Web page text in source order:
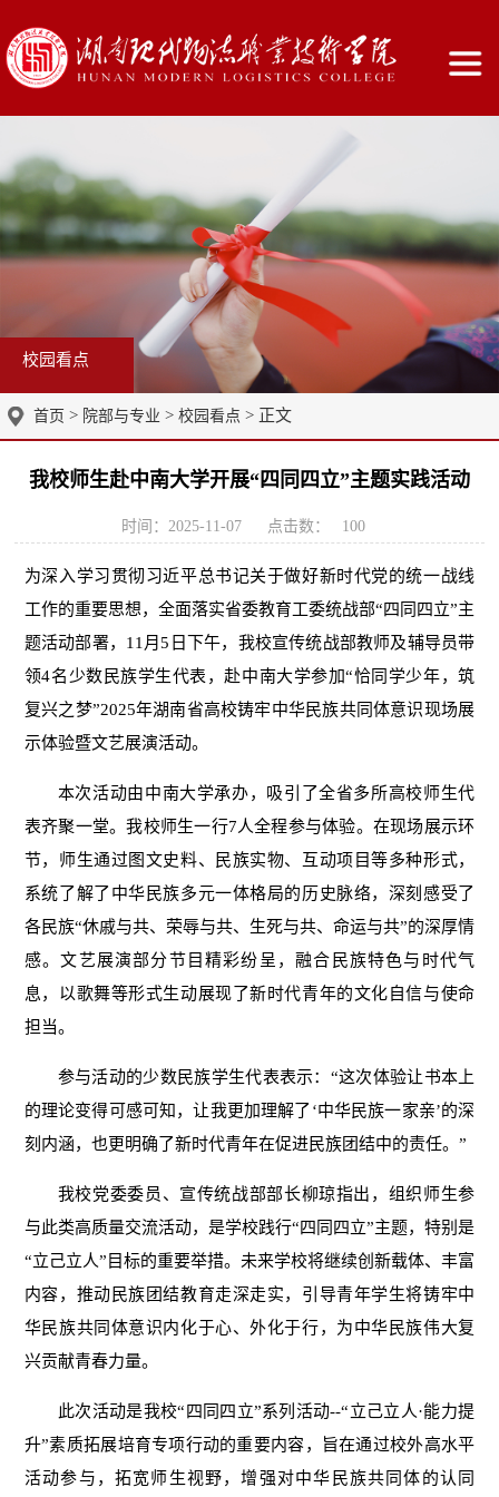
校园看点
首页 > 院部与专业 > 校园看点 > 正文
我校师生赴中南大学开展“四同四立”主题实践活动
时间：2025-11-07 点击数： 100
为深入学习贯彻习近平总书记关于做好新时代党的统一战线
工作的重要思想，全面落实省委教育工委统战部“四同四立”主
题活动部署，11月5日下午，我校宣传统战部教师及辅导员带
领4名少数民族学生代表，赴中南大学参加“恰同学少年，筑
复兴之梦”2025年湖南省高校铸牢中华民族共同体意识现场展
示体验暨文艺展演活动。
本次活动由中南大学承办，吸引了全省多所高校师生代
表齐聚一堂。我校师生一行7人全程参与体验。在现场展示环
节，师生通过图文史料、民族实物、互动项目等多种形式，
系统了解了中华民族多元一体格局的历史脉络，深刻感受了
各民族“休戚与共、荣辱与共、生死与共、命运与共”的深厚情
感。文艺展演部分节目精彩纷呈，融合民族特色与时代气
息，以歌舞等形式生动展现了新时代青年的文化自信与使命
担当。
参与活动的少数民族学生代表表示：“这次体验让书本上
的理论变得可感可知，让我更加理解了‘中华民族一家亲’的深
刻内涵，也更明确了新时代青年在促进民族团结中的责任。”
我校党委委员、宣传统战部部长柳琼指出，组织师生参
与此类高质量交流活动，是学校践行“四同四立”主题，特别是
“立己立人”目标的重要举措。未来学校将继续创新载体、丰富
内容，推动民族团结教育走深走实，引导青年学生将铸牢中
华民族共同体意识内化于心、外化于行，为中华民族伟大复
兴贡献青春力量。
此次活动是我校“四同四立”系列活动--“立己立人·能力提
升”素质拓展培育专项行动的重要内容，旨在通过校外高水平
活动参与，拓宽师生视野，增强对中华民族共同体的认同